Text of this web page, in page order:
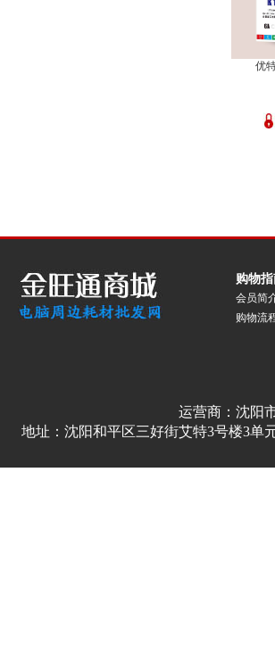
优
购物
会员简
购物流
运营商：沈阳
地址：沈阳和平区三好街艾特3号楼3单